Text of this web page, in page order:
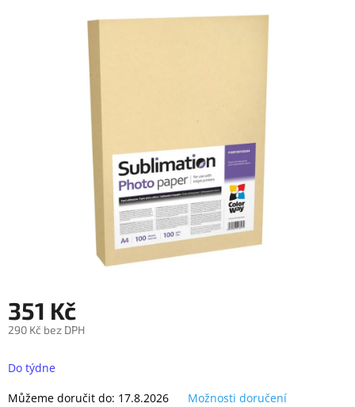
Autorizované
servisy
záruk
351 Kč
290 Kč bez DPH
cena:
Do týdne
Můžeme doručit do: 17.8.2026 Možnosti doručení